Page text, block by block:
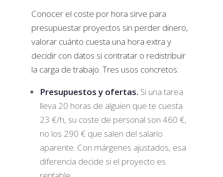
Conocer el coste por hora sirve para
presupuestar proyectos sin perder dinero,
valorar cuánto cuesta una hora extra y
decidir con datos si contratar o redistribuir
la carga de trabajo. Tres usos concretos:
Presupuestos y ofertas. Si una tarea
lleva 20 horas de alguien que te cuesta
23 €/h, su coste de personal son 460 €,
no los 290 € que salen del salario
aparente. Con márgenes ajustados, esa
diferencia decide si el proyecto es